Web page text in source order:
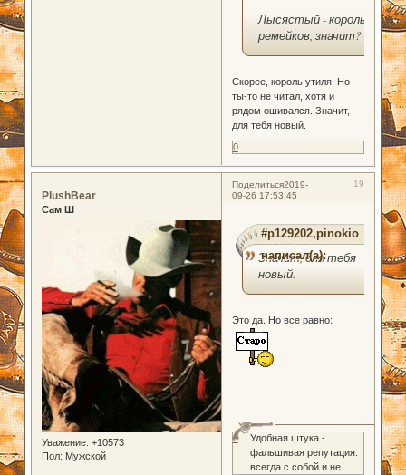
Лысястый - король
ремейков, значит?
Скорее, король утиля. Но
ты-то не читал, хотя и
рядом ошивался. Значит,
для тебя новый.
0
Поделиться 19
2019-
09-26 17:53:45
PlushBear
Сам Ш
Уважение: +10573
Пол: Мужской
#p129202,pinokio
написал(а):
Значит, для тебя
новый.
Это да. Но все равно:
Удобная штука -
фальшивая репутация:
всегда с собой и не
0